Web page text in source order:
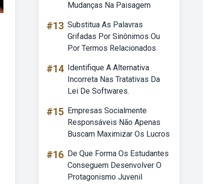
Mudanças Na Paisagem
#13 Substitua As Palavras
Grifadas Por Sinônimos Ou
Por Termos Relacionados
#14 Identifique A Alternativa
Incorreta Nas Tratativas Da
Lei De Softwares.
#15 Empresas Socialmente
Responsáveis Não Apenas
Buscam Maximizar Os Lucros
#16 De Que Forma Os Estudantes
Conseguem Desenvolver O
Protagonismo Juvenil